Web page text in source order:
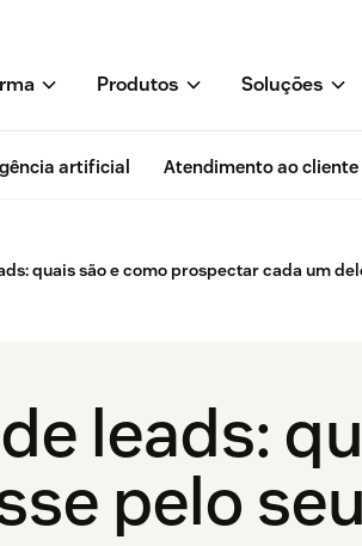
Produtos Soluções
artificial Atendimento ao cliente
quais são e como prospectar cada um
leads:
pelo